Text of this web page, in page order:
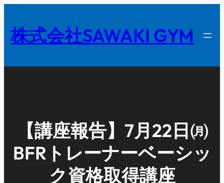
を
キ
株式会社SAWAKI GYM
【講座報告】7月22日㈪
BFRトレーナーベーシッ
ク資格取得講座